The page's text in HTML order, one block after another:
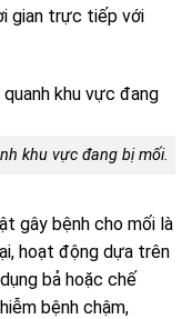
gian trực tiếp với
khu vực đang bị mối.
gây bệnh cho mối là
hoạt động dựa trên
bả hoặc chế
bệnh chậm,